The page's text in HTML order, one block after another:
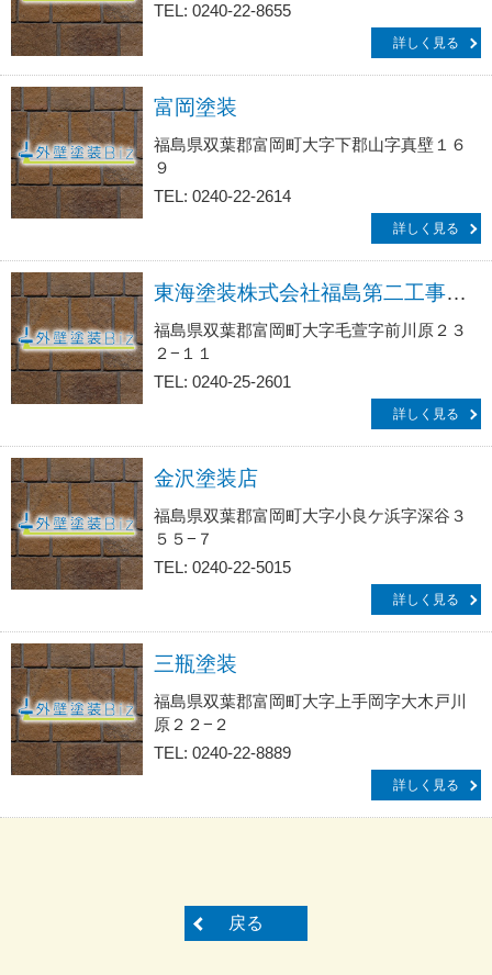
TEL: 0240-22-8655
詳しく見る
富岡塗装
福島県双葉郡富岡町大字下郡山字真壁１６
９
TEL: 0240-22-2614
詳しく見る
東海塗装株式会社福島第二工事事務所
福島県双葉郡富岡町大字毛萱字前川原２３
２−１１
TEL: 0240-25-2601
詳しく見る
金沢塗装店
福島県双葉郡富岡町大字小良ケ浜字深谷３
５５−７
TEL: 0240-22-5015
詳しく見る
三瓶塗装
福島県双葉郡富岡町大字上手岡字大木戸川
原２２−２
TEL: 0240-22-8889
詳しく見る
戻る